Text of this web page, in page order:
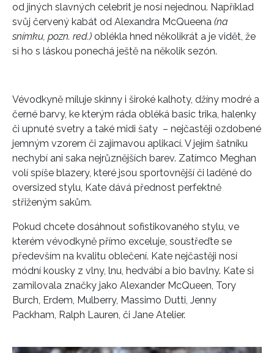
od jiných slavných celebrit je nosí nejednou. Například
svůj červený kabát od Alexandra McQueena (na
snímku, pozn. red.) oblékla hned několikrát a je vidět, že
si ho s láskou ponechá ještě na několik sezón.
Vévodkyně miluje skinny i široké kalhoty, džíny modré a
černé barvy, ke kterým ráda obléká basic trika, halenky
či upnuté svetry a také midi šaty – nejčastěji ozdobené
jemným vzorem či zajímavou aplikací. V jejím šatníku
nechybí ani saka nejrůznějších barev. Zatímco Meghan
volí spíše blazery, které jsou sportovnější či laděné do
oversized stylu, Kate dává přednost perfektně
střiženým sakům.
Pokud chcete dosáhnout sofistikovaného stylu, ve
kterém vévodkyně přímo exceluje, soustřeďte se
především na kvalitu oblečení. Kate nejčastěji nosí
módní kousky z vlny, lnu, hedvábí a bio bavlny. Kate si
zamilovala značky jako Alexander McQueen, Tory
Burch, Erdem, Mulberry, Massimo Dutti, Jenny
Packham, Ralph Lauren, či Jane Atelier.